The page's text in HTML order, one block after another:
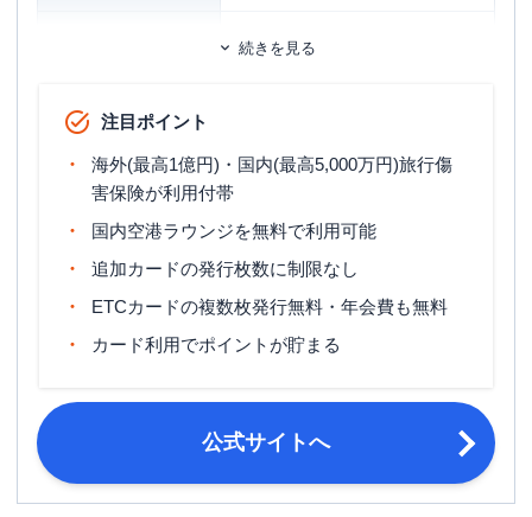
家族カード
ETCカード発行期間
家族カードを発行してお申し込み：約
2週間
国内旅行傷害保険（利用付帯）・海外
旅行傷害保険（利用付帯）
申し込み条件
続きを見る
注目ポイント
海外(最高1億円)・国内(最高5,000万円)旅行傷
害保険が利用付帯
国内空港ラウンジを無料で利用可能
追加カードの発行枚数に制限なし
ETCカードの複数枚発行無料・年会費も無料
カード利用でポイントが貯まる
公式サイトへ